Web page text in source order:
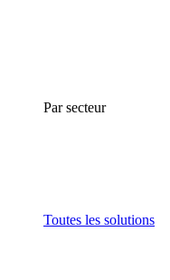
Par secteur
Toutes les solutions